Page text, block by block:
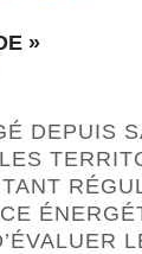
»
DEPUIS